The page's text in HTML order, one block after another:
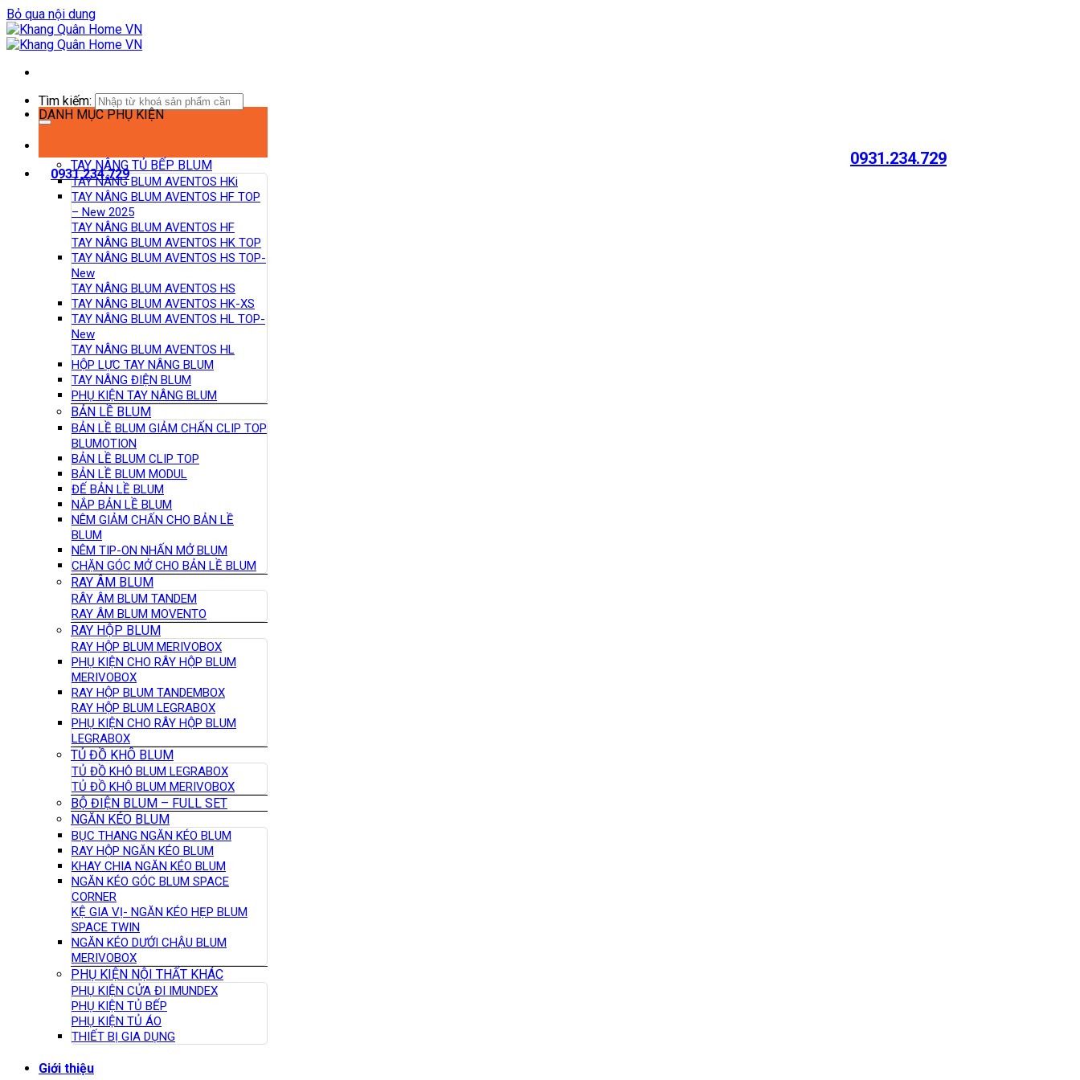
Bỏ qua nội dung
Tìm kiếm:
0931.234.729
0931.234.729
DANH MỤC PHỤ KIỆN
TAY NÂNG TỦ BẾP BLUM
TAY NÂNG BLUM AVENTOS HKi
TAY NÂNG BLUM AVENTOS HF TOP
– New 2025
TAY NÂNG BLUM AVENTOS HF
TAY NÂNG BLUM AVENTOS HK TOP
TAY NÂNG BLUM AVENTOS HS TOP-
New
TAY NÂNG BLUM AVENTOS HS
TAY NÂNG BLUM AVENTOS HK-XS
TAY NÂNG BLUM AVENTOS HL TOP-
New
TAY NÂNG BLUM AVENTOS HL
HỘP LỰC TAY NÂNG BLUM
TAY NÂNG ĐIỆN BLUM
PHỤ KIỆN TAY NÂNG BLUM
BẢN LỀ BLUM
BẢN LỀ BLUM GIẢM CHẤN CLIP TOP
BLUMOTION
BẢN LỀ BLUM CLIP TOP
BẢN LỀ BLUM MODUL
ĐẾ BẢN LỀ BLUM
NẮP BẢN LỀ BLUM
NÊM GIẢM CHẤN CHO BẢN LỀ
BLUM
NÊM TIP-ON NHẤN MỞ BLUM
CHẶN GÓC MỞ CHO BẢN LỀ BLUM
RAY ÂM BLUM
RÂY ÂM BLUM TANDEM
RAY ÂM BLUM MOVENTO
RAY HỘP BLUM
RAY HỘP BLUM MERIVOBOX
PHỤ KIỆN CHO RÂY HỘP BLUM
MERIVOBOX
RAY HỘP BLUM TANDEMBOX
RAY HỘP BLUM LEGRABOX
PHỤ KIỆN CHO RÂY HỘP BLUM
LEGRABOX
TỦ ĐỒ KHÔ BLUM
TỦ ĐỒ KHÔ BLUM LEGRABOX
TỦ ĐỒ KHÔ BLUM MERIVOBOX
BỘ ĐIỆN BLUM – FULL SET
NGĂN KÉO BLUM
BỤC THANG NGĂN KÉO BLUM
RAY HỘP NGĂN KÉO BLUM
KHAY CHIA NGĂN KÉO BLUM
NGĂN KÉO GÓC BLUM SPACE
CORNER
KỆ GIA VỊ- NGĂN KÉO HẸP BLUM
SPACE TWIN
NGĂN KÉO DƯỚI CHẬU BLUM
MERIVOBOX
PHỤ KIỆN NỘI THẤT KHÁC
PHỤ KIỆN CỬA ĐI IMUNDEX
PHỤ KIỆN TỦ BẾP
PHỤ KIỆN TỦ ÁO
THIẾT BỊ GIA DỤNG
Giới thiệu